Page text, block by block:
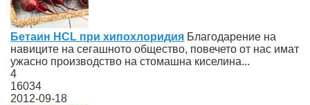
Бетаин HCL при хипохлоридия Благодарение на
навиците на сегашното общество, повечето от нас имат
ужасно производство на стомашна киселина...
4
16034
2012-09-18